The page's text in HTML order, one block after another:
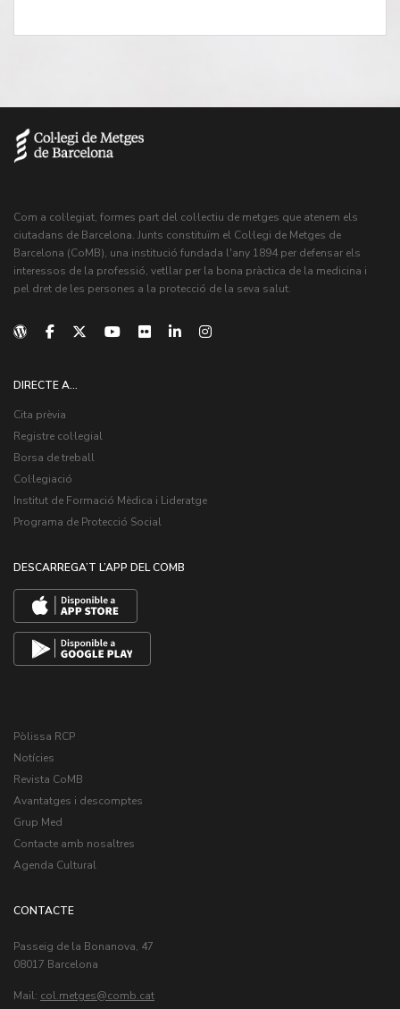
Com a col·legiat, formes part del col·lectiu de metges que atenem els
ciutadans de Barcelona. Junts constituïm el Col·legi de Metges de
Barcelona (CoMB), una institució fundada l'any 1894 per defensar els
interessos de la professió, vetllar per la bona pràctica de la medicina i
pel dret de les persones a la protecció de la seva salut.
DIRECTE A...
Cita prèvia
Registre col·legial
Borsa de treball
Col·legiació
Institut de Formació Mèdica i Lideratge
Programa de Protecció Social
DESCARREGA’T L’APP DEL COMB
Pòlissa RCP
Notícies
Revista CoMB
Avantatges i descomptes
Grup Med
Contacte amb nosaltres
Agenda Cultural
CONTACTE
Passeig de la Bonanova, 47
08017 Barcelona
Mail: col.metges